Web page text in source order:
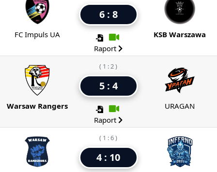
FC Impuls UA
6 : 8
Raport
KSB Warszawa
Warsaw Rangers
( 1 : 2 )
5 : 4
Raport
URAGAN
( 1 : 6 )
4 : 10